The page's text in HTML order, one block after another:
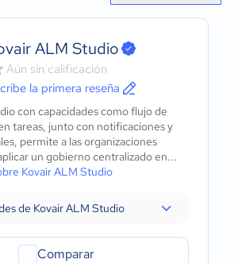
ALM Studio
Aún sin calificación
la primera reseña
con capacidades como flujo de
tareas, junto con notificaciones y
permite a las organizaciones
un gobierno centralizado en...
Kovair ALM Studio
de Kovair ALM Studio
Comparar